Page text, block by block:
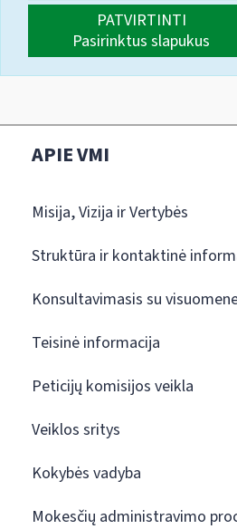
PATVIRTINTI
Pasirinktus slapukus
APIE VMI
Misija, Vizija ir Vertybės
Struktūra ir kontaktinė
Konsultavimasis su
Teisinė informacija
Peticijų komisijos veikla
Veiklos sritys
Kokybės vadyba
Mokesčių administravimo